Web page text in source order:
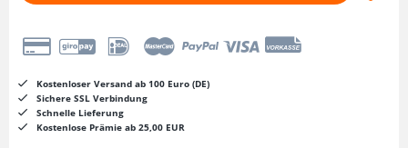
Kostenloser Versand ab 100 Euro (DE)
Sichere SSL Verbindung
Schnelle Lieferung
Kostenlose Prämie ab 25,00 EUR